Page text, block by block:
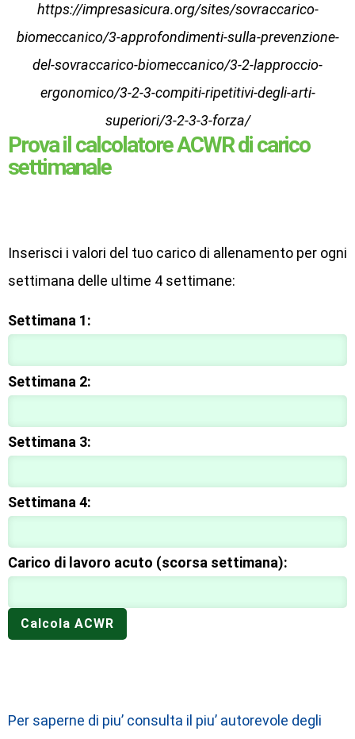
https://impresasicura.org/sites/sovraccarico-
biomeccanico/3-approfondimenti-sulla-prevenzione-
del-sovraccarico-biomeccanico/3-2-lapproccio-
ergonomico/3-2-3-compiti-ripetitivi-degli-arti-
superiori/3-2-3-3-forza/
Prova il calcolatore ACWR di carico
settimanale
Inserisci i valori del tuo carico di allenamento per ogni
settimana delle ultime 4 settimane:
Settimana 1:
Settimana 2:
Settimana 3:
Settimana 4:
Carico di lavoro acuto (scorsa settimana):
Calcola ACWR
Per saperne di piu’ consulta il piu’ autorevole degli